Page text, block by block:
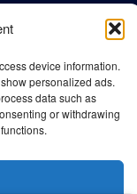
device information.
personalized ads.
data such as
or withdrawing
unauthorised use or